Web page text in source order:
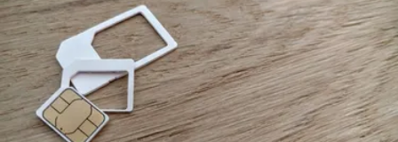
Мобильные операторы подняли тарифы "до
предела", но качество связи ухудшилось:
стоит ли жаловаться на цены
Почему цены на мобильную связь выросли в разы и как
улучшить качество интернета в телефоне
5 годин тому 39,1 т.